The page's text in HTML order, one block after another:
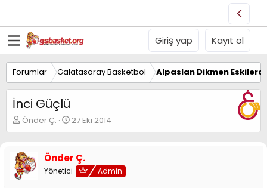
Giriş yap Kayıt ol
Forumlar Galatasaray Basketbol Alpaslan Dikmen
İnci Güçlü
K
o
u
y
u
Önder Ç.
B
a
a
n
27 Eki 2014
Önder Ç.
Yönetici Admin